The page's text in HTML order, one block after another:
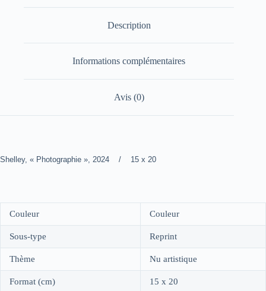
Description
Informations complémentaires
Avis (0)
Shelley, « Photographie », 2024 / 15 x 20
Couleur Couleur
Sous-type Reprint
Thème Nu artistique
Format (cm) 15 x 20